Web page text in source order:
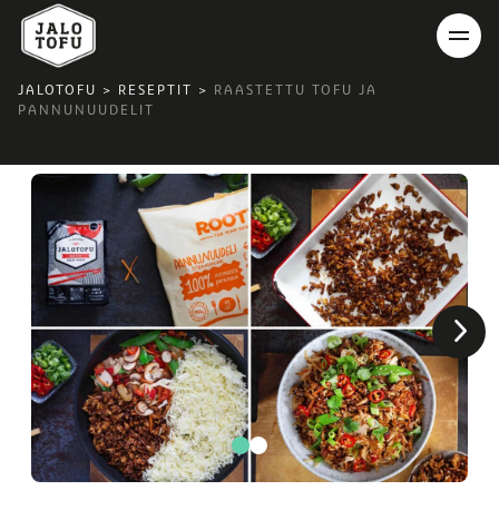
JALOTOFU > RESEPTIT > RAASTETTU TOFU JA
PANNUNUUDELIT